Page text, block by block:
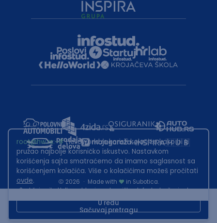
Sačuvaj pretragu
2026 · Made with
in Subotica.
Sadržaj sajta Helloworld.rs je u vlasništvu Infostud rešenja d.o.o.
This site is protected by reCAPTCHA and the GooglePrivacy Policyand
Terms of Serviceapply.
root@hw.rs:~#Helloworld.rs koristi kolačiće kako bi ti
pružao najbolje korisničko iskustvo. Nastavkom
korišćenja sajta smatraćemo da imamo saglasnost sa
korišćenjem kolačića. Više o kolačićima možeš pročitati
ovde.
U redu